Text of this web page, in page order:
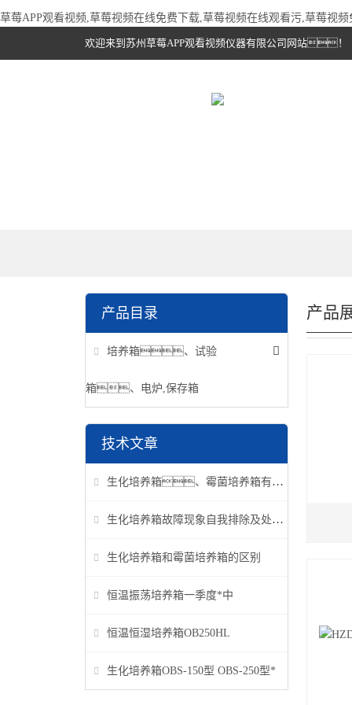
草莓APP观看视频,草莓视频在线免费下载,草莓视频在线观看污,草莓视
欢迎来到苏州草莓APP观看视频仪器有限公司网站！
产品目录
培养箱、试验
箱、电炉,保存箱
技术文章
生化培养箱、霉菌培养箱有什么区别？做细菌培养应该用哪种更合适？
生化培养箱故障现象自我排除及处理方法
生化培养箱和霉菌培养箱的区别
恒温振荡培养箱一季度*中
恒温恒湿培养箱OB250HL
生化培养箱OBS-150型 OBS-250型*
产品